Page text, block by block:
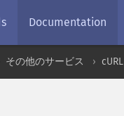
Documentation
その他のサービス cURL